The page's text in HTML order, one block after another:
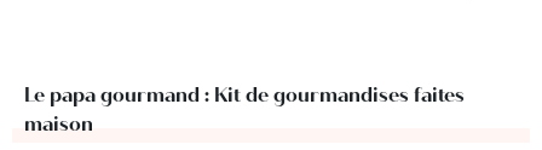
Le papa gourmand : Kit de gourmandises faites
maison